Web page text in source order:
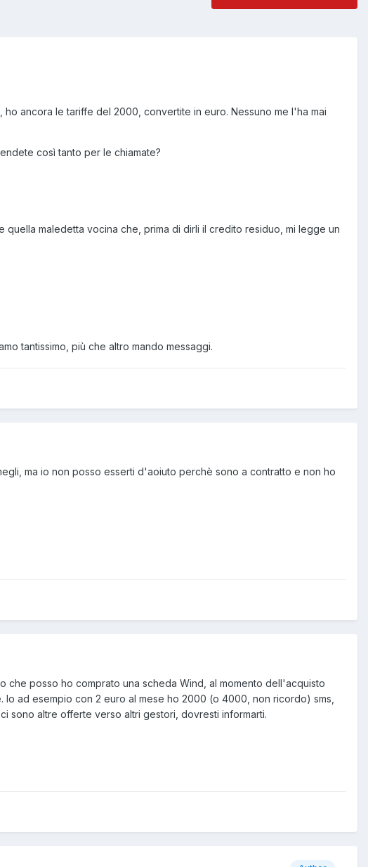
ancora le tariffe del 2000, convertite in euro. Nessuno me l'ha mai
così tanto per le chiamate?
maledetta vocina che, prima di dirli il credito residuo, mi legge un
tantissimo, più che altro mando messaggi.
ma io non posso esserti d'aoiuto perchè sono a contratto e non ho
posso ho comprato una scheda Wind, al momento dell'acquisto
ad esempio con 2 euro al mese ho 2000 (o 4000, non ricordo) sms,
sono altre offerte verso altri gestori, dovresti informarti.